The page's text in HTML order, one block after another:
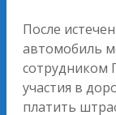
После
автомобиль
сотрудником
участия в
платить